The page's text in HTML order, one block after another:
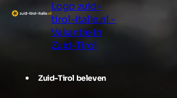
Logo zuid-
tirol-italie.nl -
Vakantie in
Zuid-Tirol
Zuid-Tirol beleven